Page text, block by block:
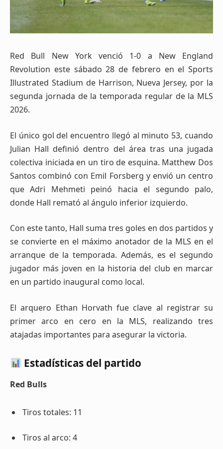
Red Bull New York venció 1-0 a New England
Revolution este sábado 28 de febrero en el Sports
Illustrated Stadium de Harrison, Nueva Jersey, por la
segunda jornada de la temporada regular de la MLS
2026.
El único gol del encuentro llegó al minuto 53, cuando
Julian Hall definió dentro del área tras una jugada
colectiva iniciada en un tiro de esquina. Matthew Dos
Santos combinó con Emil Forsberg y envió un centro
que Adri Mehmeti peinó hacia el segundo palo,
donde Hall remató al ángulo inferior izquierdo.
Con este tanto, Hall suma tres goles en dos partidos y
se convierte en el máximo anotador de la MLS en el
arranque de la temporada. Además, es el segundo
jugador más joven en la historia del club en marcar
en un partido inaugural como local.
El arquero Ethan Horvath fue clave al registrar su
primer arco en cero en la MLS, realizando tres
atajadas importantes para asegurar la victoria.
Estadísticas del partido
Red Bulls
Tiros totales: 11
Tiros al arco: 4